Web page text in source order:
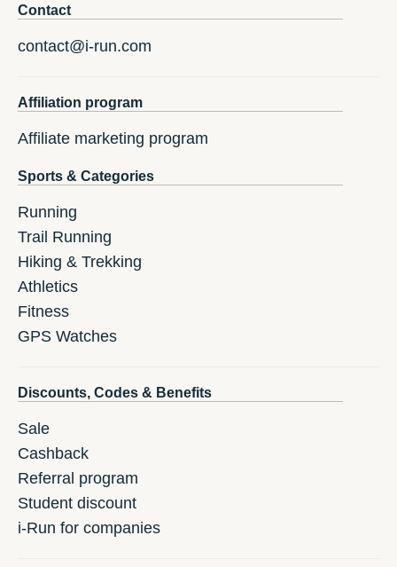
Contact
contact@i-run.com
Affiliation program
Affiliate marketing program
Sports & Categories
Running
Trail Running
Hiking & Trekking
Athletics
Fitness
GPS Watches
Discounts, Codes & Benefits
Sale
Cashback
Referral program
Student discount
i-Run for companies